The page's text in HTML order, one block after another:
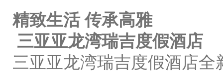
精致生活 传承高雅
三亚亚龙湾瑞吉度假酒店
三亚亚龙湾瑞吉度假酒店